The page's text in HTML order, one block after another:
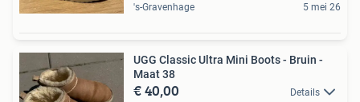
's-Gravenhage 5 mei 26
UGG Classic Ultra Mini Boots - Bruin -
Maat 38
€ 40,00 Details